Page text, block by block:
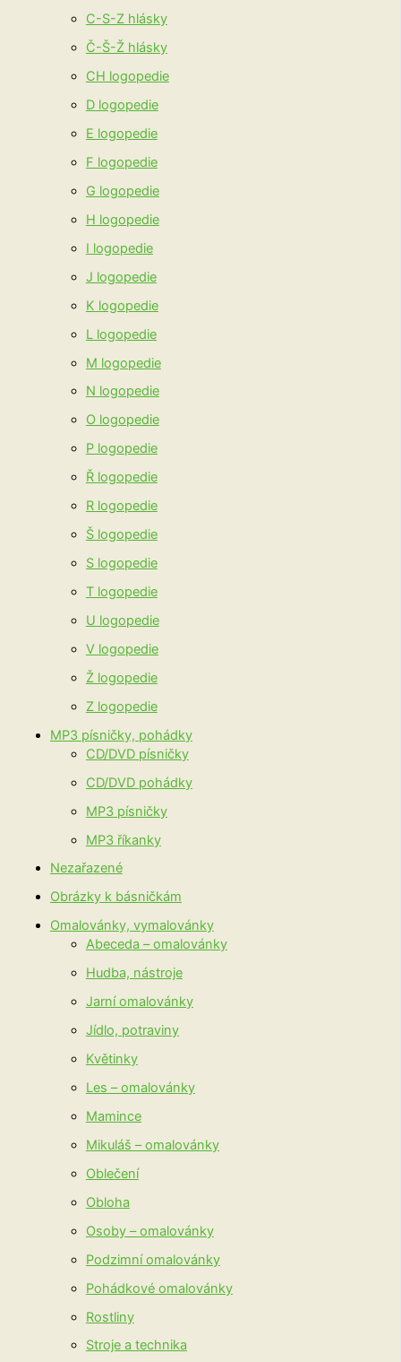
C-S-Z hlásky
Č-Š-Ž hlásky
CH logopedie
D logopedie
E logopedie
F logopedie
G logopedie
H logopedie
I logopedie
J logopedie
K logopedie
L logopedie
M logopedie
N logopedie
O logopedie
P logopedie
Ř logopedie
R logopedie
Š logopedie
S logopedie
T logopedie
U logopedie
V logopedie
Ž logopedie
Z logopedie
MP3 písničky, pohádky
CD/DVD písničky
CD/DVD pohádky
MP3 písničky
MP3 říkanky
Nezařazené
Obrázky k básničkám
Omalovánky, vymalovánky
Abeceda – omalovánky
Hudba, nástroje
Jarní omalovánky
Jídlo, potraviny
Květinky
Les – omalovánky
Mamince
Mikuláš – omalovánky
Oblečení
Obloha
Osoby – omalovánky
Podzimní omalovánky
Pohádkové omalovánky
Rostliny
Stroje a technika